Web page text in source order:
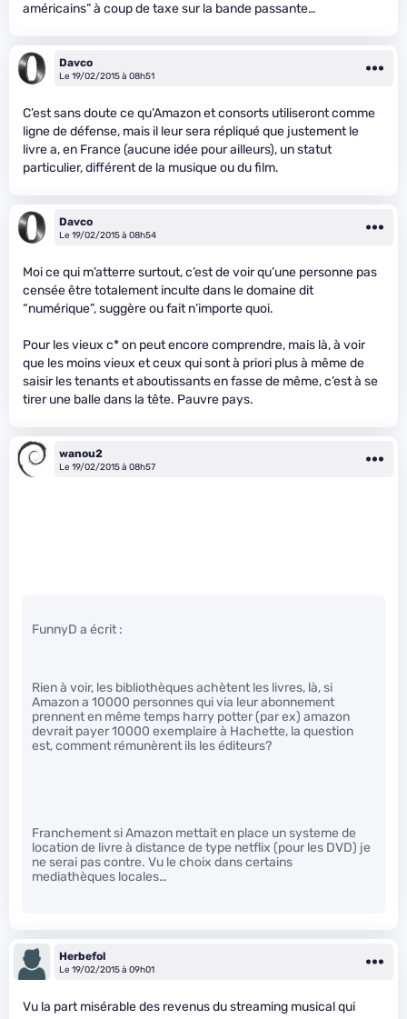
américains” à coup de taxe sur la bande passante…
Davco
Le 19/02/2015 à 08h51
C’est sans doute ce qu’Amazon et consorts utiliseront comme
ligne de défense, mais il leur sera répliqué que justement le
livre a, en France (aucune idée pour ailleurs), un statut
particulier, différent de la musique ou du film.
Davco
Le 19/02/2015 à 08h54
Moi ce qui m’atterre surtout, c’est de voir qu’une personne pas
censée être totalement inculte dans le domaine dit
“numérique”, suggère ou fait n’importe quoi.
Pour les vieux c* on peut encore comprendre, mais là, à voir
que les moins vieux et ceux qui sont à priori plus à même de
saisir les tenants et aboutissants en fasse de même, c’est à se
tirer une balle dans la tête. Pauvre pays.
wanou2
Le 19/02/2015 à 08h57
FunnyD a écrit :
Rien à voir, les bibliothèques achètent les livres, là, si
Amazon a 10000 personnes qui via leur abonnement
prennent en même temps harry potter (par ex) amazon
devrait payer 10000 exemplaire à Hachette, la question
est, comment rémunèrent ils les éditeurs?
Franchement si Amazon mettait en place un systeme de
location de livre à distance de type netflix (pour les DVD) je
ne serai pas contre. Vu le choix dans certains
mediathèques locales…
Herbefol
Le 19/02/2015 à 09h01
Vu la part misérable des revenus du streaming musical qui